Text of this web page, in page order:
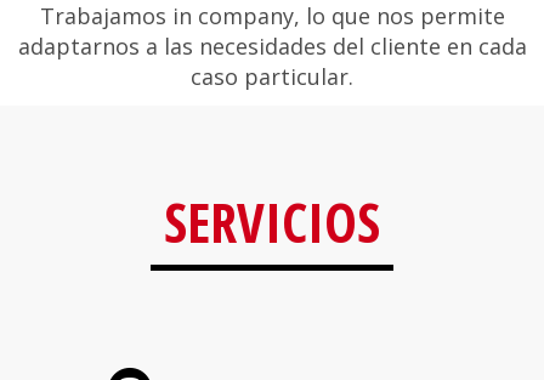
Trabajamos in company, lo que nos permite
adaptarnos a las necesidades del cliente en cada
caso particular.
SERVICIOS